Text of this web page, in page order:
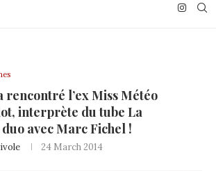
rencontré l’ex Miss Météo
interprète du tube La
avec Marc Fichel !
24 March 2014